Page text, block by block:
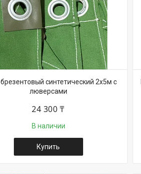
синтетический 2х5м с
люверсами
24 300 ₸
В наличии
Купить